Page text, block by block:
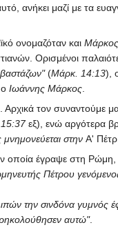
ανήκει μαζί με τα
ονομαζόταν και Μάρκος
Ορισμένοι
(Μάρκ. 14:13),
Ιωάννης Μάρκος.
Αρχικά τον συναντούμε
εξ), ενώ αργότερα
μνημονεύεται στην Α'
οποία έγραψε στη
Πέτρου
την σινδόνα γυμνός
αυτώ".